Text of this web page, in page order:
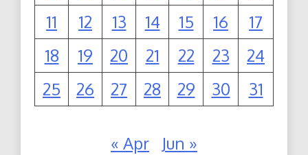
11
12 13 14 15 16
17
18
19 20 21 22 23
24
25
26 27 28 29 30 31
« Apr Jun »